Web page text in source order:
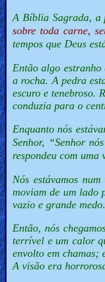
Hell
Prayer
Bible/Study
Jesus
Warfare
Revelations
A Bíblia Sagrada, a
sobre toda carne,
tempos que Deus
Então algo estranho
a rocha. A pedra
escuro e tenebroso.
conduzia para o
Enquanto nós
Senhor, “Senhor
respondeu com uma
Nós estávamos
moviam de um lado
vazio e grande medo.
Então, nós
terrível e um calor
envolto em chamas;
A visão era